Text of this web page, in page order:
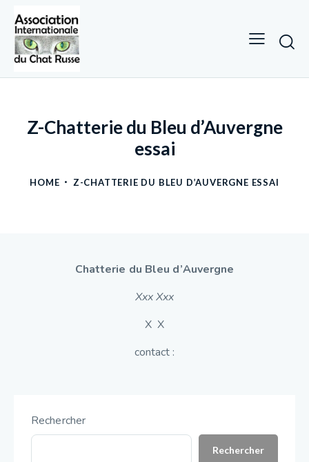
Z-Chatterie du Bleu d’Auvergne
essai
HOME Z-CHATTERIE DU BLEU D’AUVERGNE ESSAI
Chatterie du Bleu d’Auvergne
Xxx Xxx
X X
contact :
Rechercher
Rechercher